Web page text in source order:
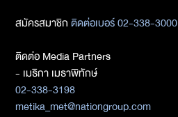
สมัครสมาชิกติดต่อเบอร์ 02-338-3000
ติดต่อ Media Partners
- เมธิกา เมธาพิทักษ์
02-338-3198
metika_met@nationgroup.com